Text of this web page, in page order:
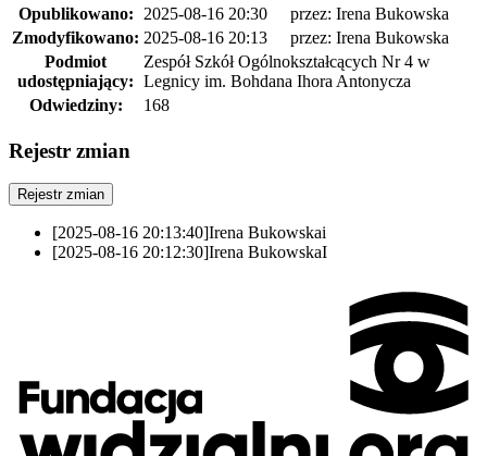
Opublikowano:
2025-08-16 20:30
przez: Irena Bukowska
Zmodyfikowano: 2025-08-16 20:13
przez: Irena Bukowska
Podmiot
udostępniający:
Zespół Szkół Ogólnokształcących Nr 4 w
Legnicy im. Bohdana Ihora Antonycza
Odwiedziny:
168
Rejestr zmian
Rejestr zmian
[2025-08-16 20:13:40]Irena Bukowskai
[2025-08-16 20:12:30]Irena BukowskaI